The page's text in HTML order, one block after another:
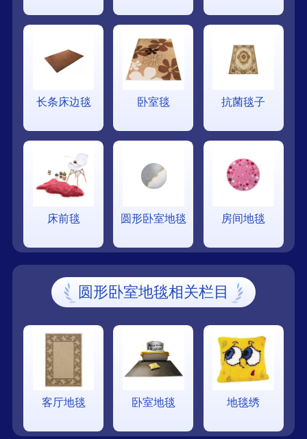
长条床边毯 卧室毯 抗菌毯子
床前毯 圆形卧室地毯 房间地毯
圆形卧室地毯相关栏目
客厅地毯 卧室地毯 地毯绣